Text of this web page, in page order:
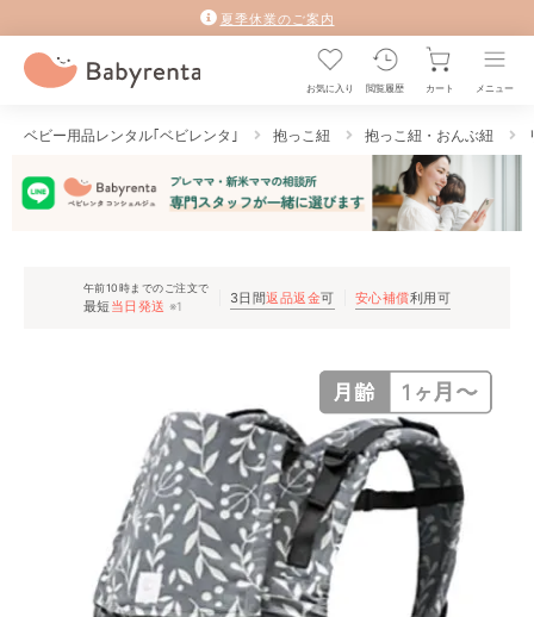
夏季休業のご案内
お気に入り 閲覧履歴 カート メニュー
ベビー用品レンタル｢ベビレンタ｣ 抱っこ紐 抱っこ紐・おんぶ紐
午前10時までのご注文で
最短 当日発送 ※1 3日間返品返金可 安心補償利用可